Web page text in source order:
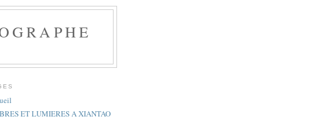
ET LUMIERES A XIANTAO